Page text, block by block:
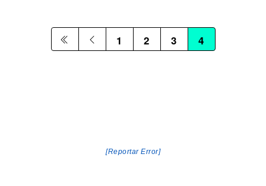
1 2 3 4
[Reportar Error]